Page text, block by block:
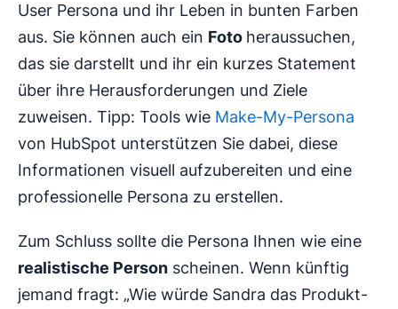
User Persona und ihr Leben in bunten Farben
aus. Sie können auch ein Foto heraussuchen,
das sie darstellt und ihr ein kurzes Statement
über ihre Herausforderungen und Ziele
zuweisen. Tipp: Tools wie Make-My-Persona
von HubSpot unterstützen Sie dabei, diese
Informationen visuell aufzubereiten und eine
professionelle Persona zu erstellen.
Zum Schluss sollte die Persona Ihnen wie eine
realistische Person scheinen. Wenn künftig
jemand fragt: „Wie würde Sandra das Produkt-